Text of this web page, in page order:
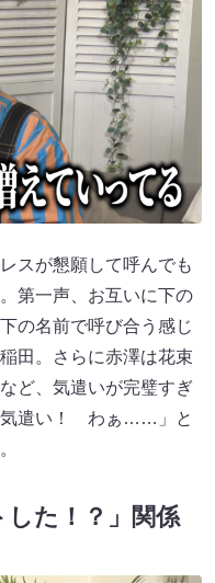
スが懇願して呼んでも
第一声、お互いに下の
の名前で呼び合う感じ
田。さらに赤澤は花束
ど、気遣いが完璧すぎ
気遣い！ わぁ……」と
た！？」関係